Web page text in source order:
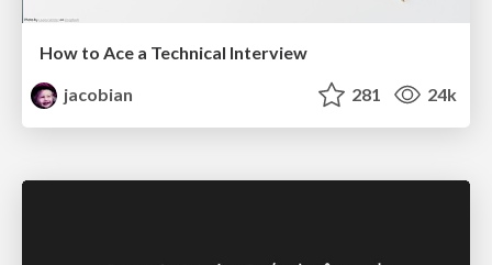
How to Ace a Technical Interview
jacobian
281 24k